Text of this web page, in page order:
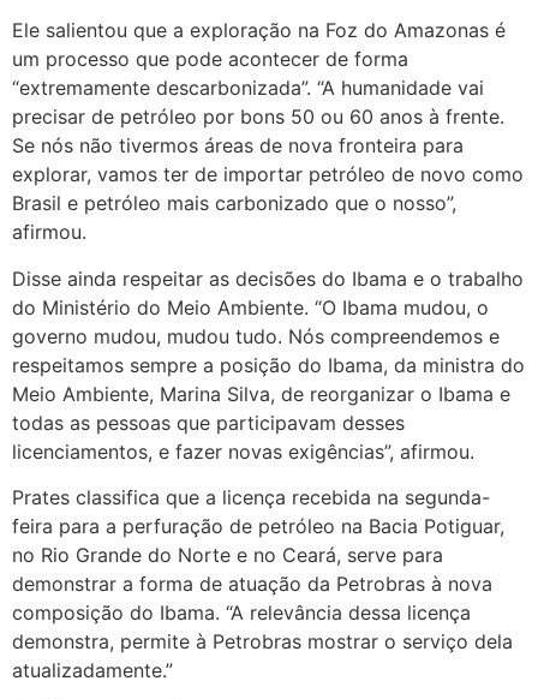
Ele salientou que a exploração na Foz do Amazonas é
um processo que pode acontecer de forma
“extremamente descarbonizada”. “A humanidade vai
precisar de petróleo por bons 50 ou 60 anos à frente.
Se nós não tivermos áreas de nova fronteira para
explorar, vamos ter de importar petróleo de novo como
Brasil e petróleo mais carbonizado que o nosso”,
afirmou.
Disse ainda respeitar as decisões do Ibama e o trabalho
do Ministério do Meio Ambiente. “O Ibama mudou, o
governo mudou, mudou tudo. Nós compreendemos e
respeitamos sempre a posição do Ibama, da ministra do
Meio Ambiente, Marina Silva, de reorganizar o Ibama e
todas as pessoas que participavam desses
licenciamentos, e fazer novas exigências”, afirmou.
Prates classifica que a licença recebida na segunda-
feira para a perfuração de petróleo na Bacia Potiguar,
no Rio Grande do Norte e no Ceará, serve para
demonstrar a forma de atuação da Petrobras à nova
composição do Ibama. “A relevância dessa licença
demonstra, permite à Petrobras mostrar o serviço dela
atualizadamente.”